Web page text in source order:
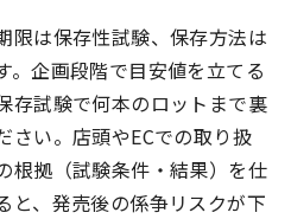
限は保存性試験、保存方法は
。企画段階で目安値を立てる
存試験で何本のロットまで裏
さい。店頭やECでの取り扱
根拠（試験条件・結果）を仕
と、発売後の係争リスクが下